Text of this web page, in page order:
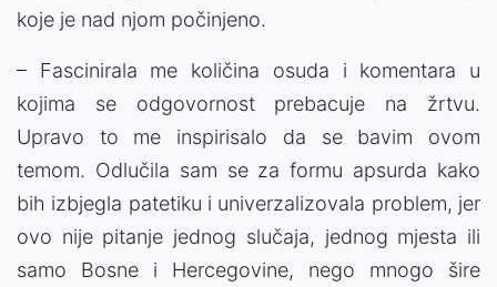
koje je nad njom počinjeno.
– Fascinirala me količina osuda i komentara u
kojima se odgovornost prebacuje na žrtvu.
Upravo to me inspirisalo da se bavim ovom
temom. Odlučila sam se za formu apsurda kako
bih izbjegla patetiku i univerzalizovala problem, jer
ovo nije pitanje jednog slučaja, jednog mjesta ili
samo Bosne i Hercegovine, nego mnogo šire